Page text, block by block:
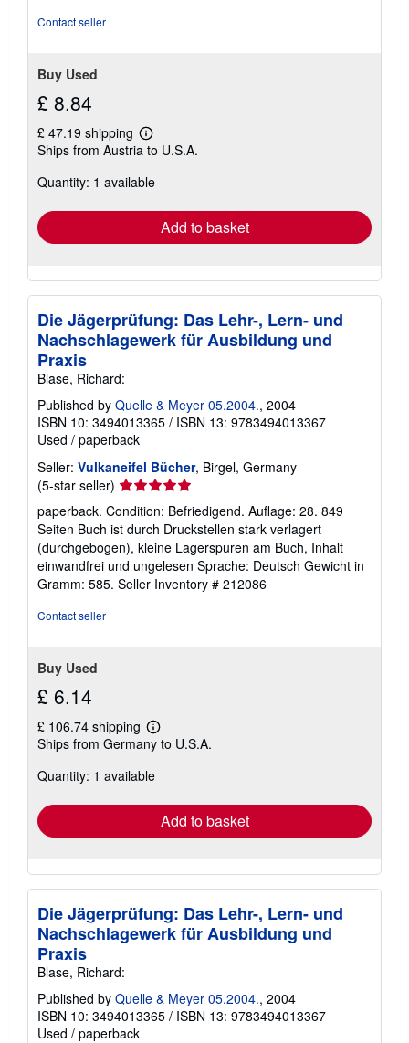
Contact seller
Buy Used
£ 8.84
£ 47.19 shipping
Learn
more
shipping
Ships from Austria to U.S.A.
Quantity: 1 available
Add to basket
Die Jägerprüfung: Das Lehr-, Lern- und
Nachschlagewerk für Ausbildung und
Praxis
Blase, Richard:
Published by Quelle & Meyer 05.2004., 2004
ISBN 10: 3494013365 / ISBN 13: 9783494013367
Used / paperback
Seller: Vulkaneifel Bücher, Birgel, Germany
(5-star seller) Seller
rating
5
out
of
5
stars
paperback. Condition: Befriedigend. Auflage: 28. 849
Seiten Buch ist durch Druckstellen stark verlagert
(durchgebogen), kleine Lagerspuren am Buch, Inhalt
einwandfrei und ungelesen Sprache: Deutsch Gewicht in
Gramm: 585. Seller Inventory # 212086
Contact seller
Buy Used
£ 6.14
£ 106.74 shipping
Learn
more
shipping
Ships from Germany to U.S.A.
Quantity: 1 available
Add to basket
Die Jägerprüfung: Das Lehr-, Lern- und
Nachschlagewerk für Ausbildung und
Praxis
Blase, Richard:
Published by Quelle & Meyer 05.2004., 2004
ISBN 10: 3494013365 / ISBN 13: 9783494013367
Used / paperback